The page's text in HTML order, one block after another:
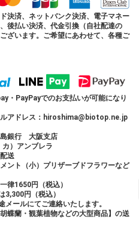
決済、ネットバンク決済、電子マネー
後払い決済、代金引換（自社配達の
ざいます。ご希望にあわせて、各種ご
・PayPayでのお支払いが可能になり
ルアドレス：hiroshima@biotop.ne.jp
島銀行 大阪支店
）アンブレラ
送
ント（小）プリザーブドフラワーなど
律1650円（税込）
3,300円（税込）
メールにてご連絡いたします。
蝶蘭・観葉植物などの大型商品】の送